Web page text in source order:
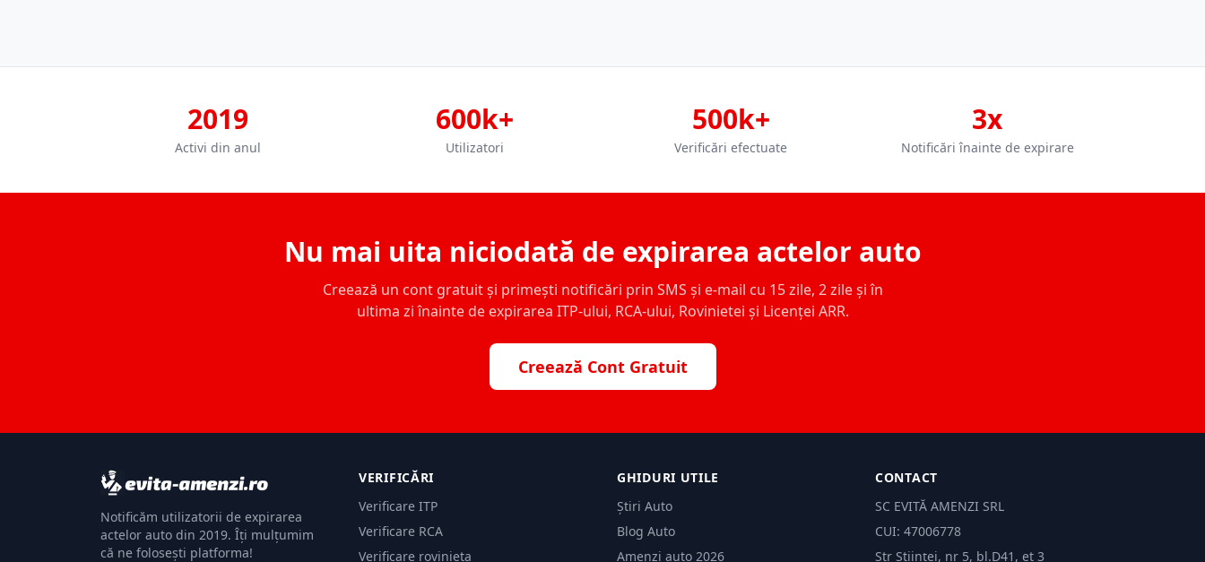
2019
Activi din anul
600k+
Utilizatori
500k+
Verificări efectuate
3x
Notificări înainte de expirare
Nu mai uita niciodată de expirarea actelor auto
Creează un cont gratuit și primești notificări prin SMS și e-mail cu 15 zile, 2 zile și în
ultima zi înainte de expirarea ITP-ului, RCA-ului, Rovinietei și Licenței ARR.
Creează Cont Gratuit
Notificăm utilizatorii de expirarea
actelor auto din 2019. Îți mulțumim
că ne folosești platforma!
VERIFICĂRI
Verificare ITP
Verificare RCA
Verificare rovinieta
GHIDURI UTILE
Știri Auto
Blog Auto
Amenzi auto 2026
CONTACT
SC EVITĂ AMENZI SRL
CUI: 47006778
Str Științei, nr 5, bl.D41, et 3